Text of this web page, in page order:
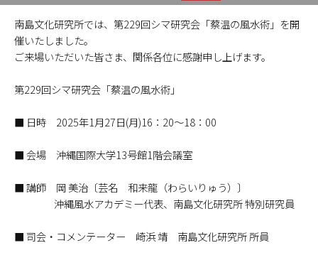
南島文化研究所では、第229回シマ研究会「蔡温の風水術」を開
催いたしました。
ご来場いただいた皆さま、関係各位に感謝申し上げます。
第229回シマ研究会「蔡温の風水術」
■ 日時 2025年1月27日(月)16：20～18：00
■ 会場 沖縄国際大学13号館1階会議室
■ 講師 岡 美治〔芸名 和来龍（わらいりゅう）〕
沖縄風水アカデミー代表、南島文化研究所 特別研究員
■ 司会・コメンテーター 崎浜 靖 南島文化研究所 所員